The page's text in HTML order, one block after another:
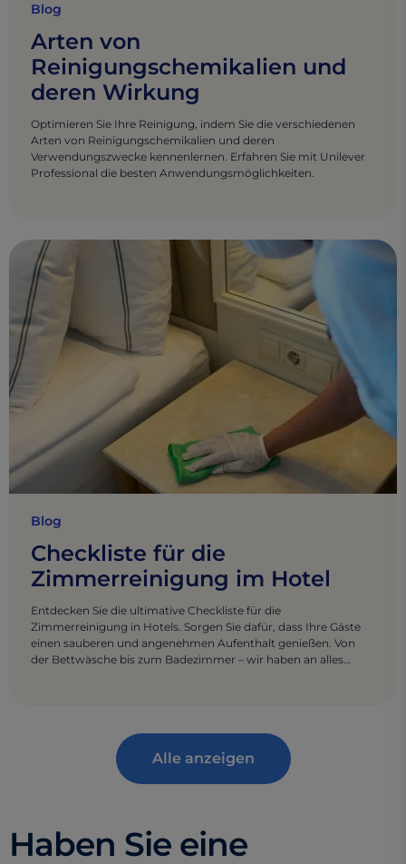
Blog
Arten von
Reinigungschemikalien und
deren Wirkung
Optimieren Sie Ihre Reinigung, indem Sie die verschiedenen
Arten von Reinigungschemikalien und deren
Verwendungszwecke kennenlernen. Erfahren Sie mit Unilever
Professional die besten Anwendungsmöglichkeiten.
Blog
Checkliste für die
Zimmerreinigung im Hotel
Entdecken Sie die ultimative Checkliste für die
Zimmerreinigung in Hotels. Sorgen Sie dafür, dass Ihre Gäste
einen sauberen und angenehmen Aufenthalt genießen. Von
der Bettwäsche bis zum Badezimmer – wir haben an alles
Alle anzeigen
Haben Sie eine